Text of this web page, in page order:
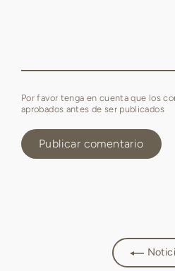
Por favor tenga en cuenta que los
aprobados antes de ser publicados